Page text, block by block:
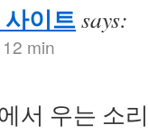
이트says:
min
서 우는 소